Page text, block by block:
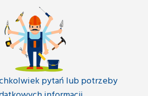
pytań lub potrzeby